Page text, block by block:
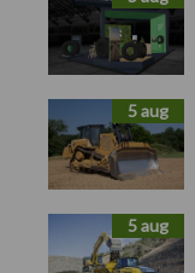
5 aug
5 aug